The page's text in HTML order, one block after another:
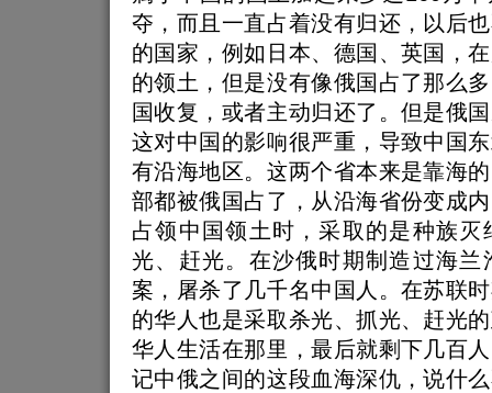
夺，而且一直占着没有归还，以后
的国家，例如日本、德国、英国，
的领土，但是没有像俄国占了那么
国收复，或者主动归还了。但是俄
这对中国的影响很严重，导致中国
有沿海地区。这两个省本来是靠海
部都被俄国占了，从沿海省份变成
占领中国领土时，采取的是种族灭
光、赶光。在沙俄时期制造过海兰
案，屠杀了几千名中国人。在苏联
的华人也是采取杀光、抓光、赶光
华人生活在那里，最后就剩下几百
记中俄之间的这段血海深仇，说什